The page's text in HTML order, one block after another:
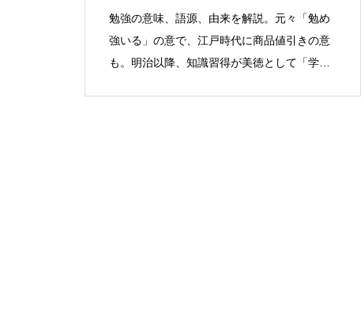
勉強の意味、語源、由来を解説。元々「勉め
強いる」の意で、江戸時代に商品値引きの意
も。明治以降、知識習得が美徳として「学